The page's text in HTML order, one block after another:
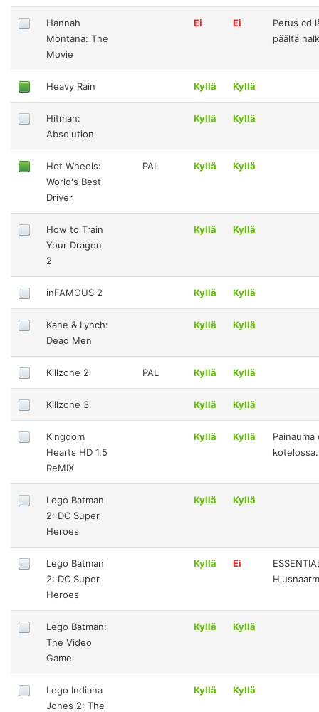
Hannah
Montana: The
Movie
Ei Ei
Perus cd
päältä
Heavy Rain Kyllä Kyllä
Hitman:
Absolution
Kyllä Kyllä
Hot Wheels:
World's Best
Driver
PAL Kyllä Kyllä
How to Train
Your Dragon
2
Kyllä Kyllä
inFAMOUS 2 Kyllä Kyllä
Kane & Lynch:
Dead Men
Kyllä Kyllä
Killzone 2 PAL Kyllä Kyllä
Killzone 3 Kyllä Kyllä
Kingdom
Hearts HD 1.5
ReMIX
Kyllä Kyllä
Painauma
kotelossa.
Lego Batman
2: DC Super
Heroes
Kyllä Kyllä
Lego Batman
2: DC Super
Heroes
Kyllä Ei
Lego Batman:
The Video
Game
Kyllä Kyllä
Lego Indiana
Jones 2: The
Kyllä Kyllä